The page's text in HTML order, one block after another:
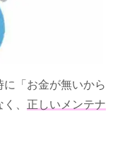
「お金が無いから
、 正しいメンテナ